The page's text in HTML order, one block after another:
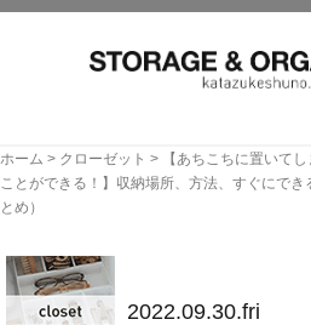
ホーム > クローゼット >
【あちこちに置いて
ことができる！】収納場所、方法、すぐにで
とめ）
2022.09.30.fri